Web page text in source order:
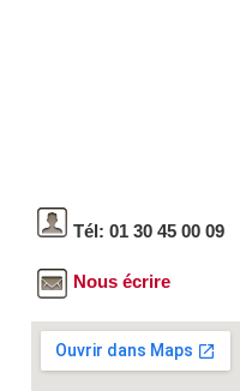
Tél: 01 30 45 00 09
Nous écrire